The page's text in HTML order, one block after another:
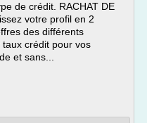
de crédit. RACHAT DE
votre profil en 2
des différents
crédit pour vos
et sans...